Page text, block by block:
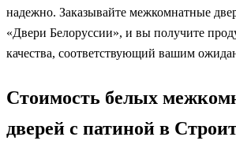
надежно. Заказывайте межкомнатные
«Двери Белоруссии», и вы получите
качества, соответствующий вашим
Стоимость белых
дверей с патиной в